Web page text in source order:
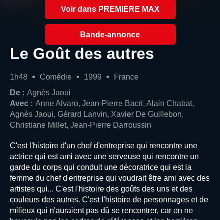
Voir dans PREMIERE MAX
Bande-annonce
Le Goût des autres
1h48 Comédie 1999
France
De : Agnès Jaoui
Avec : Anne Alvaro, Jean-Pierre Bacri, Alain Chabat,
Agnès Jaoui, Gérard Lanvin, Xavier De Guillebon,
Christiane Millet, Jean-Pierre Darroussin
C'est l'histoire d'un chef d'entreprise qui rencontre une
actrice qui est ami avec une serveuse qui rencontre un
garde du corps qui conduit une décoratrice qui est la
femme du chef d'entreprise qui voudrait être ami avec des
artistes qui... C'est l'histoire des goûts des uns et des
couleurs des autres. C'est l'histoire de personnages et de
milieux qui n'auraient pas dû se rencontrer, car on ne